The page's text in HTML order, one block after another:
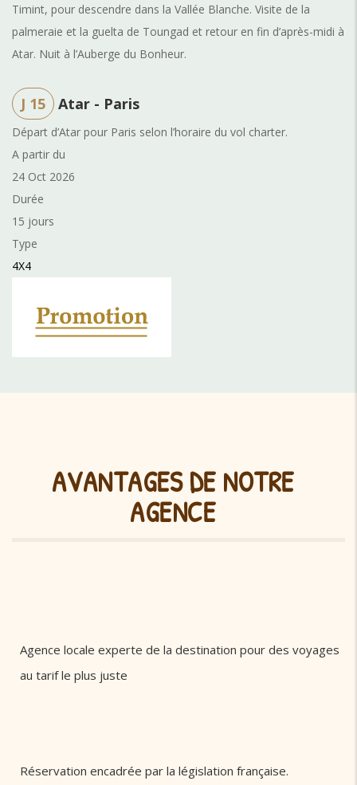
Timint, pour descendre dans la Vallée Blanche. Visite de la
palmeraie et la guelta de Toungad et retour en fin d’après-midi à
Atar. Nuit à l’Auberge du Bonheur.
J 15 Atar - Paris
Départ d’Atar pour Paris selon l’horaire du vol charter.
A partir du
24 Oct 2026
Durée
15 jours
Type
4X4
AVANTAGES DE NOTRE
AGENCE
Agence locale experte de la destination pour des voyages
au tarif le plus juste
Réservation encadrée par la législation française.